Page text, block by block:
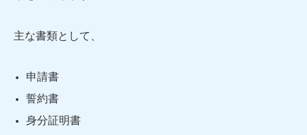
主な書類として、
申請書
誓約書
身分証明書